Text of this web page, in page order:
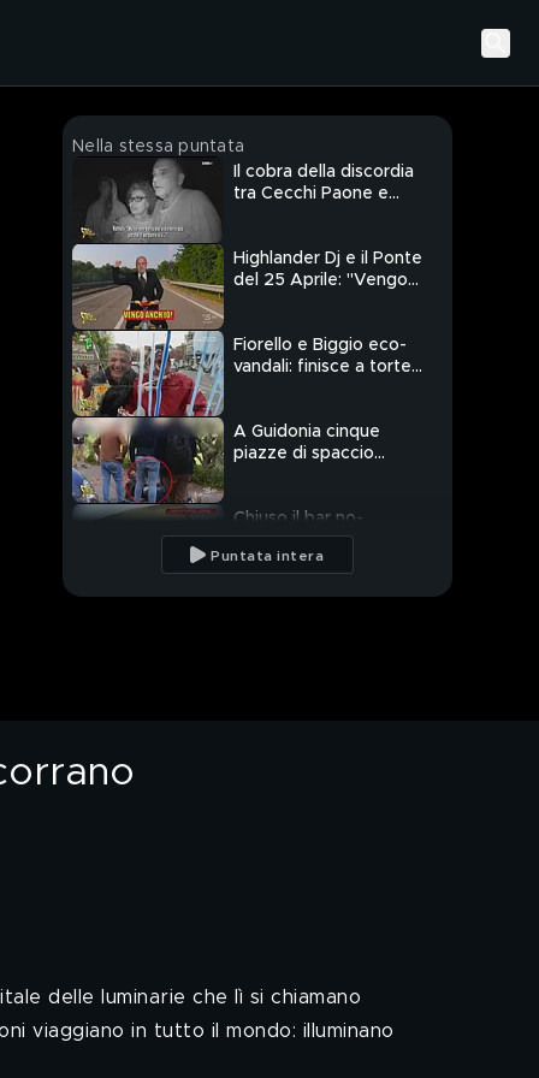
Nella stessa puntata
Il cobra della discordia
tra Cecchi Paone e
Highlander Dj e il Ponte
del 25 Aprile: "Vengo
Fiorello e Biggio eco-
vandali: finisce a torte
A Guidonia cinque
piazze di spaccio
Chiuso il bar no-
scontrini dell'Agenzia
delle entrate Roma 6
ministro: entro l'anno ci
Michelle e le polpette
Puntata intera
delle luminarie che lì si chiamano
viaggiano in tutto il mondo: illuminano